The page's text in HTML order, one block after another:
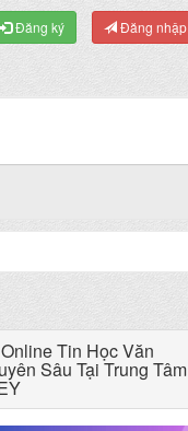
Đăng ký Đăng nhập
Tin Học Văn
Sâu Tại Trung Tâm